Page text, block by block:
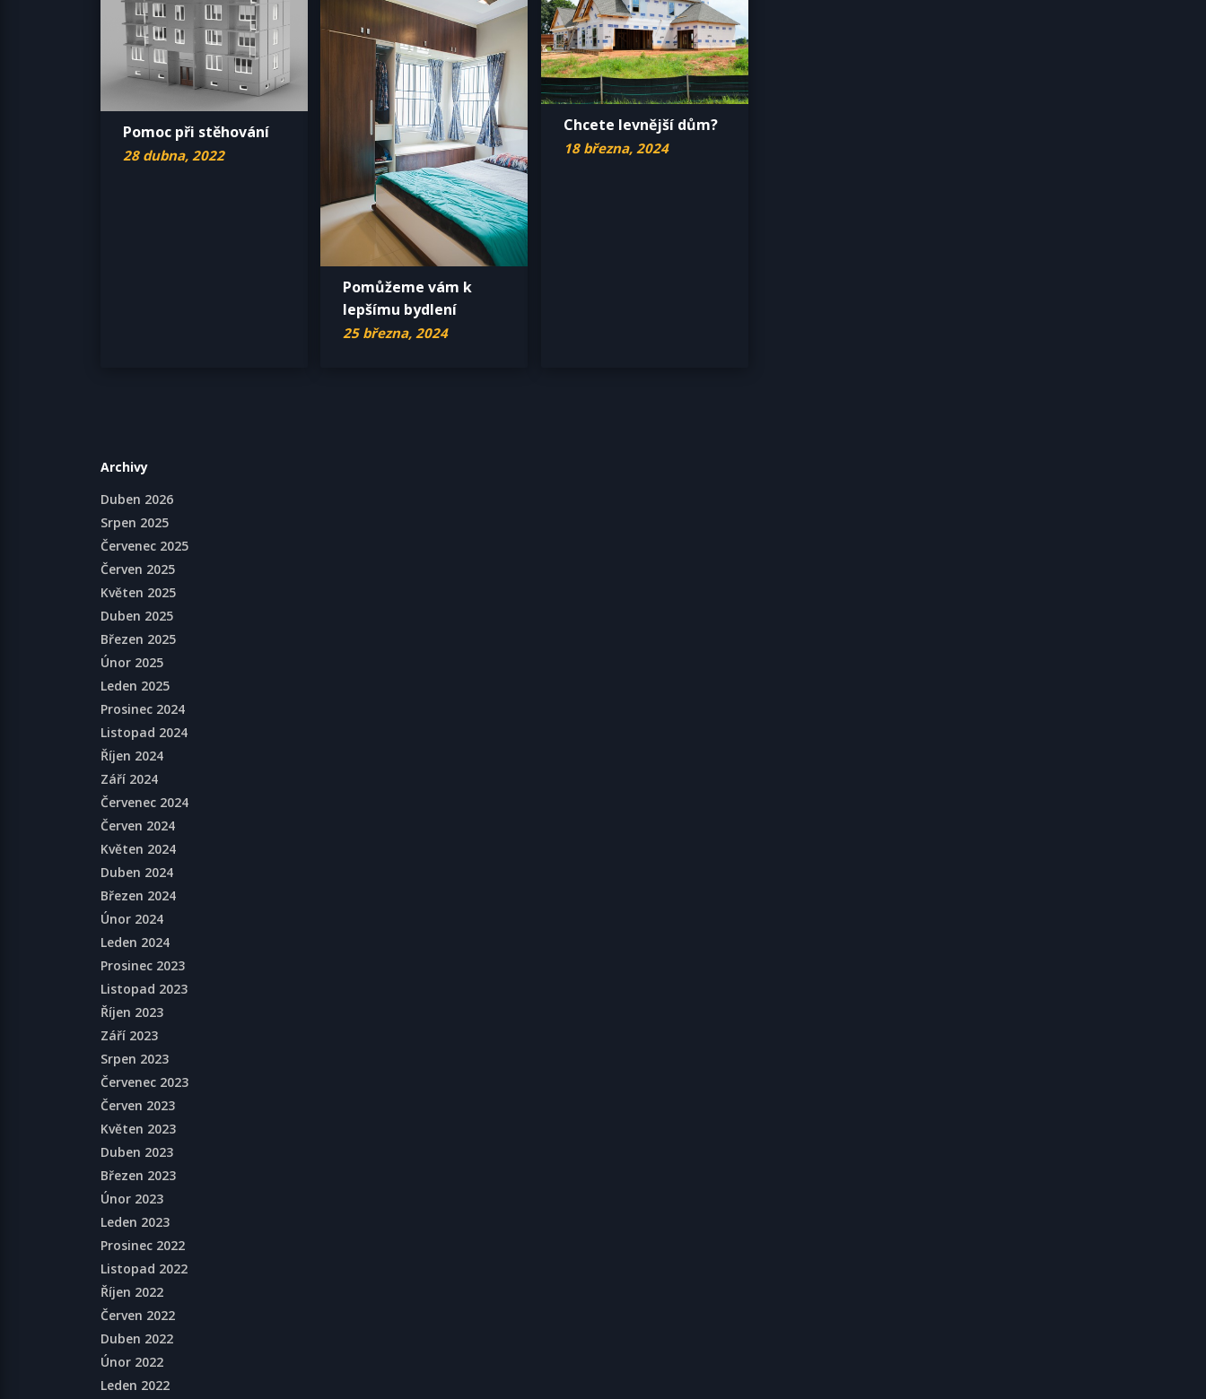
Pomoc při stěhování
28 dubna, 2022
Pomůžeme vám k
lepšímu bydlení
25 března, 2024
Chcete levnější dům?
18 března, 2024
Archivy
Duben 2026
Srpen 2025
Červenec 2025
Červen 2025
Květen 2025
Duben 2025
Březen 2025
Únor 2025
Leden 2025
Prosinec 2024
Listopad 2024
Říjen 2024
Září 2024
Červenec 2024
Červen 2024
Květen 2024
Duben 2024
Březen 2024
Únor 2024
Leden 2024
Prosinec 2023
Listopad 2023
Říjen 2023
Září 2023
Srpen 2023
Červenec 2023
Červen 2023
Květen 2023
Duben 2023
Březen 2023
Únor 2023
Leden 2023
Prosinec 2022
Listopad 2022
Říjen 2022
Červen 2022
Duben 2022
Únor 2022
Leden 2022